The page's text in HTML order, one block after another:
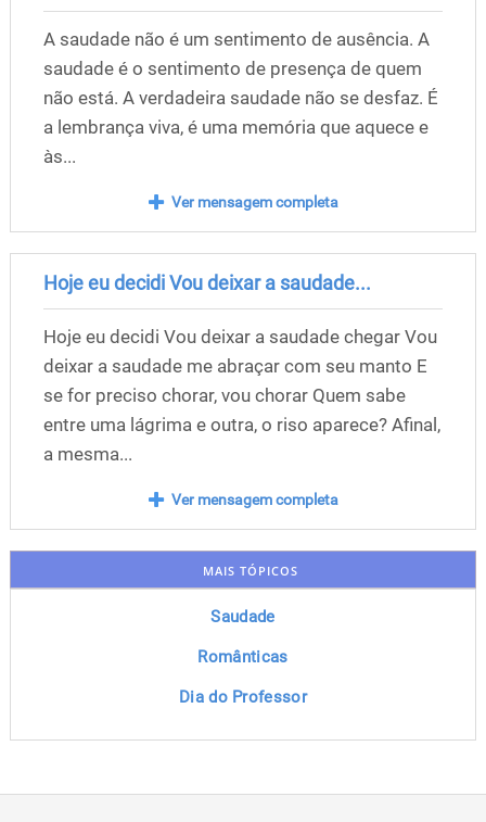
A saudade não é um sentimento de ausência. A
saudade é o sentimento de presença de quem
não está. A verdadeira saudade não se desfaz. É
a lembrança viva, é uma memória que aquece e
às...
Ver mensagem completa
Hoje eu decidi Vou deixar a saudade...
Hoje eu decidi Vou deixar a saudade chegar Vou
deixar a saudade me abraçar com seu manto E
se for preciso chorar, vou chorar Quem sabe
entre uma lágrima e outra, o riso aparece? Afinal,
a mesma...
Ver mensagem completa
MAIS TÓPICOS
Saudade
Românticas
Dia do Professor